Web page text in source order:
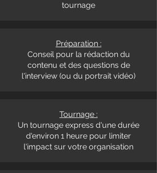
tournage
Préparation :
Conseil pour la rédaction du
contenu et des questions de
l'interview (ou du portrait vidéo)
Tournage :
Un tournage express d'une durée
d'environ 1 heure pour limiter
l'impact sur votre organisation